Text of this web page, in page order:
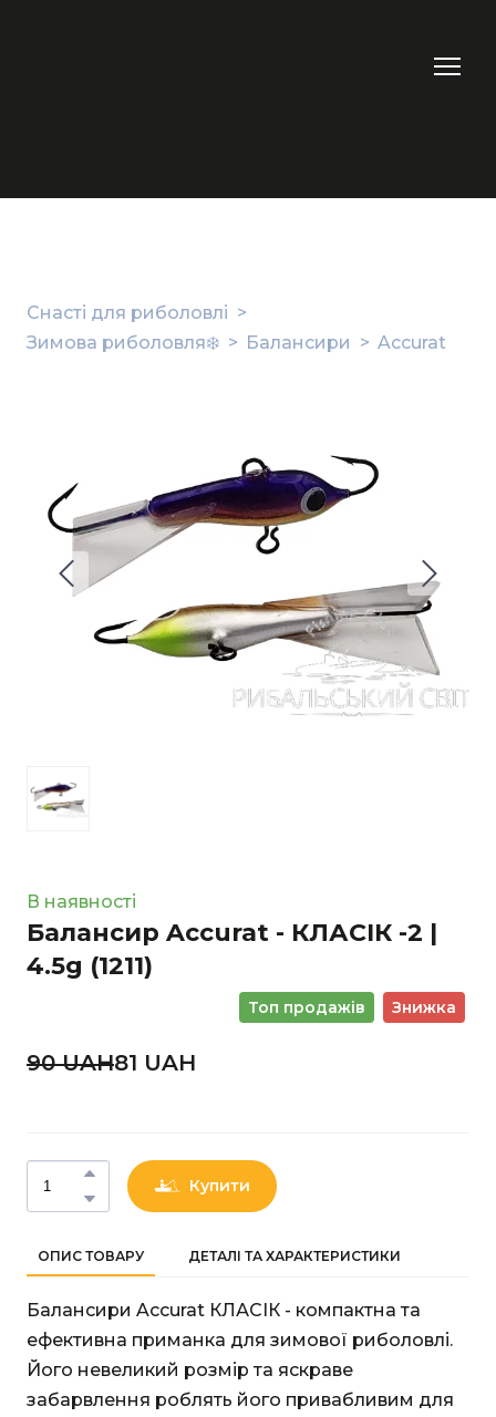
Снасті для риболовлі
Зимова риболовля❄️
Балансири Accurat
В наявності
Балансир Accurat - КЛАСІК -2 |
4.5g (1211)
Топ продажів Знижка
90 UAН81 UAН
Купити
ОПИС ТОВАРУ ДЕТАЛІ ТА ХАРАКТЕРИСТИКИ
Балансири Accurat КЛАСІК - компактна та
ефективна приманка для зимової риболовлі.
Його невеликий розмір та яскраве
забарвлення роблять його привабливим для